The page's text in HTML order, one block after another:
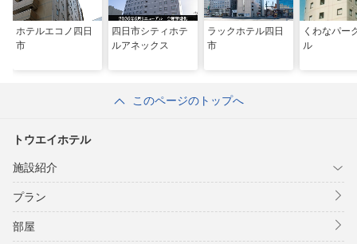
ホテルエコノ四日
市
四日市シティホテ
ルアネックス
ラックホテル四日
市
くわなパー
ル
このページのトップへ
トウエイホテル
施設紹介
プラン
部屋